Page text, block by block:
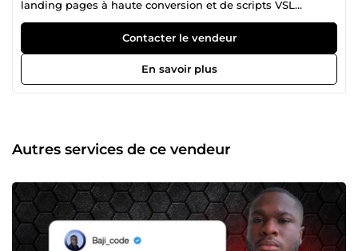
landing pages à haute conversion et de scripts VSL
puissants. 💻 J’utilise Ghostwriter OS, l’IA de copywriting
utilisée par les top ghostwriters du marché anglophone,
pour produire rapidement du contenu percutant et calibré
pour vendre. 🚀 Mon approche repose sur les frameworks
les plus avancés (AIDA, SPIN, Hook-Story-Offer, $100M
claire, persuasive et élégante, sans code, sans perte de
temps, et avec des livrables concrets en moins de 3 jours.
créateur SaaS, je suis là pour vous aider à passer d’un
tunnel qui stagne à un tunnel qui vend.
Contacter le vendeur
En savoir plus
Autres services de ce vendeur